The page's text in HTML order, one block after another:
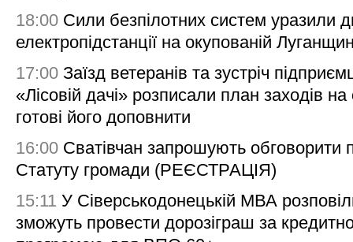
18:00 Сили безпілотних систем уразили
електропідстанції на окупованій
17:00 Заїзд ветеранів та зустріч
«Лісовій дачі» розписали план заходів на
готові його доповнити
16:00 Сватівчан запрошують обговорити
Статуту громади (РЕЄСТРАЦІЯ)
15:11 У Сіверськодонецькій МВА
зможуть провести дорозіграш за